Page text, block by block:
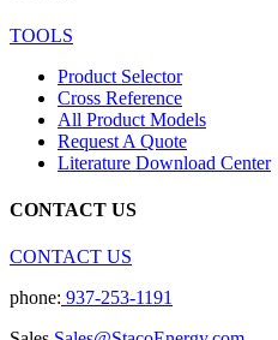
TOOLS
Product Selector
Cross Reference
All Product Models
Request A Quote
Literature Download Center
CONTACT US
CONTACT US
phone: 937-253-1191